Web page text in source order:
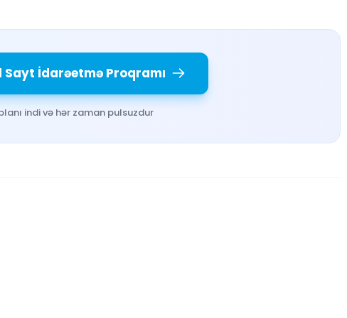
Sayt İdarəetmə Proqramı
indi və hər zaman pulsuzdur